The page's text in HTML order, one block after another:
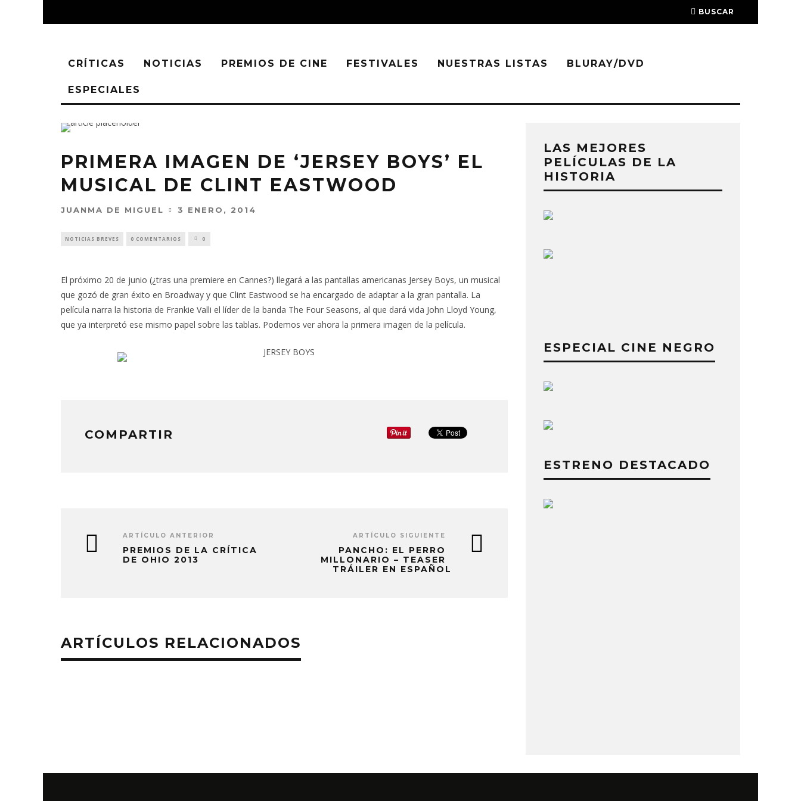
BUSCAR
CRÍTICAS NOTICIAS PREMIOS DE CINE FESTIVALES NUESTRAS LISTAS BLURAY/DVD
ESPECIALES
PRIMERA IMAGEN DE ‘JERSEY BOYS’ EL
MUSICAL DE CLINT EASTWOOD
JUANMA DE MIGUEL 3 ENERO, 2014
NOTICIAS BREVES 0 COMENTARIOS 0
El próximo 20 de junio (¿tras una premiere en Cannes?) llegará a las pantallas americanas Jersey Boys, un musical
que gozó de gran éxito en Broadway y que Clint Eastwood se ha encargado de adaptar a la gran pantalla. La
película narra la historia de Frankie Valli el líder de la banda The Four Seasons, al que dará vida John Lloyd Young,
que ya interpretó ese mismo papel sobre las tablas. Podemos ver ahora la primera imagen de la película.
COMPARTIR
ARTÍCULO ANTERIOR
PREMIOS DE LA CRÍTICA
DE OHIO 2013
ARTÍCULO SIGUIENTE
PANCHO: EL PERRO
MILLONARIO – TEASER
TRÁILER EN ESPAÑOL
ARTÍCULOS RELACIONADOS
LAS MEJORES
PELÍCULAS DE LA
HISTORIA
ESPECIAL CINE NEGRO
ESTRENO DESTACADO